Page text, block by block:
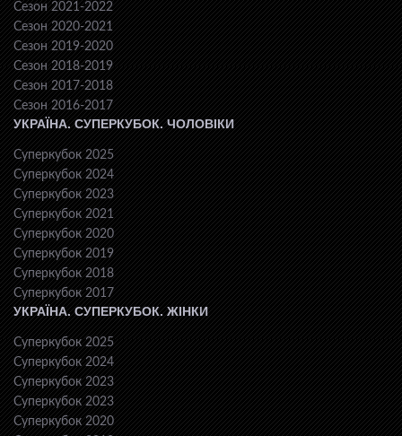
Сезон 2021-2022
Сезон 2020-2021
Сезон 2019-2020
Сезон 2018-2019
Сезон 2017-2018
Сезон 2016-2017
УКРАЇНА. СУПЕРКУБОК. ЧОЛОВІКИ
Суперкубок 2025
Суперкубок 2024
Суперкубок 2023
Суперкубок 2021
Суперкубок 2020
Суперкубок 2019
Суперкубок 2018
Суперкубок 2017
УКРАЇНА. СУПЕРКУБОК. ЖІНКИ
Суперкубок 2025
Суперкубок 2024
Суперкубок 2023
Суперкубок 2023
Суперкубок 2020